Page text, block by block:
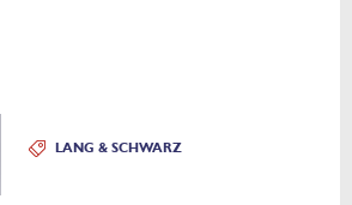
LANG & SCHWARZ